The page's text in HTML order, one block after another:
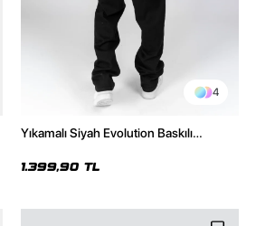
4
Yıkamalı Siyah Evolution Baskılı
1.399,90 TL